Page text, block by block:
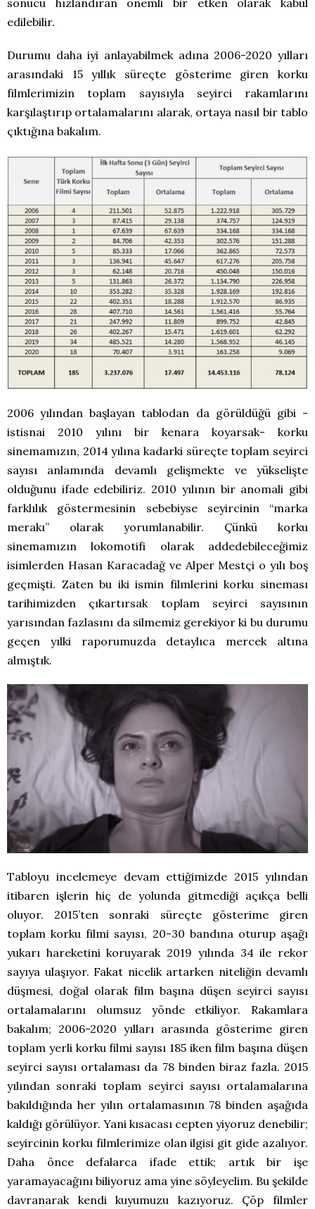
edilebilir.
Durumu daha iyi anlayabilmek adına 2006-2020 yılları
arasındaki 15 yıllık süreçte gösterime giren korku
filmlerimizin toplam sayısıyla seyirci rakamlarını
karşılaştırıp ortalamalarını alarak, ortaya nasıl bir tablo
çıktığına bakalım.
2006 yılından başlayan tablodan da görüldüğü gibi -
istisnai 2010 yılını bir kenara koyarsak- korku
sinemamızın, 2014 yılına kadarki süreçte toplam seyirci
sayısı anlamında devamlı gelişmekte ve yükselişte
olduğunu ifade edebiliriz. 2010 yılının bir anomali gibi
farklılık göstermesinin sebebiyse seyircinin “marka
merakı” olarak yorumlanabilir. Çünkü korku
sinemamızın lokomotifi olarak addedebileceğimiz
isimlerden Hasan Karacadağ ve Alper Mestçi o yılı boş
geçmişti. Zaten bu iki ismin filmlerini korku sineması
tarihimizden çıkartırsak toplam seyirci sayısının
yarısından fazlasını da silmemiz gerekiyor ki bu durumu
geçen yılki raporumuzda detaylıca mercek altına
almıştık.
Tabloyu incelemeye devam ettiğimizde 2015 yılından
itibaren işlerin hiç de yolunda gitmediği açıkça belli
oluyor. 2015’ten sonraki süreçte gösterime giren
toplam korku filmi sayısı, 20-30 bandına oturup aşağı
yukarı hareketini koruyarak 2019 yılında 34 ile rekor
sayıya ulaşıyor. Fakat nicelik artarken niteliğin devamlı
düşmesi, doğal olarak film başına düşen seyirci sayısı
ortalamalarını olumsuz yönde etkiliyor. Rakamlara
bakalım; 2006-2020 yılları arasında gösterime giren
toplam yerli korku filmi sayısı 185 iken film başına düşen
seyirci sayısı ortalaması da 78 binden biraz fazla. 2015
yılından sonraki toplam seyirci sayısı ortalamalarına
bakıldığında her yılın ortalamasının 78 binden aşağıda
kaldığı görülüyor. Yani kısacası cepten yiyoruz denebilir;
seyircinin korku filmlerimize olan ilgisi git gide azalıyor.
Daha önce defalarca ifade ettik; artık bir işe
yaramayacağını biliyoruz ama yine söyleyelim. Bu şekilde
davranarak kendi kuyumuzu kazıyoruz. Çöp filmler